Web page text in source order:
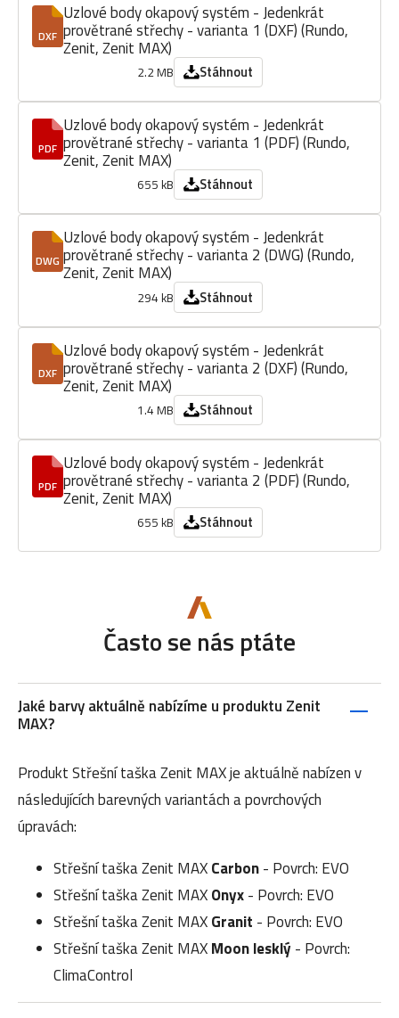
DXF
Uzlové body okapový systém - Jedenkrát
provětrané střechy - varianta 1 (DXF) (Rundo,
Zenit, Zenit MAX)
2.2 MB Stáhnout
PDF
Uzlové body okapový systém - Jedenkrát
provětrané střechy - varianta 1 (PDF) (Rundo,
Zenit, Zenit MAX)
655 kB Stáhnout
DWG
Uzlové body okapový systém - Jedenkrát
provětrané střechy - varianta 2 (DWG) (Rundo,
Zenit, Zenit MAX)
294 kB Stáhnout
DXF
Uzlové body okapový systém - Jedenkrát
provětrané střechy - varianta 2 (DXF) (Rundo,
Zenit, Zenit MAX)
1.4 MB Stáhnout
PDF
Uzlové body okapový systém - Jedenkrát
provětrané střechy - varianta 2 (PDF) (Rundo,
Zenit, Zenit MAX)
655 kB Stáhnout
Často se nás ptáte
Jaké barvy aktuálně nabízíme u produktu Zenit
MAX?
Produkt Střešní taška Zenit MAX je aktuálně nabízen v
následujících barevných variantách a povrchových
úpravách:
Střešní taška Zenit MAXCarbon- Povrch: EVO
Střešní taška Zenit MAXOnyx- Povrch: EVO
Střešní taška Zenit MAXGranit - Povrch: EVO
Střešní taška Zenit MAXMoon lesklý- Povrch:
ClimaControl